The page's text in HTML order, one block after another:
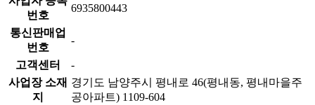
번호
6935800443
통신판매업
번호
-
고객센터
-
사업장 소재
지
경기도 남양주시 평내로 46(평내동, 평내마을주
공아파트) 1109-604